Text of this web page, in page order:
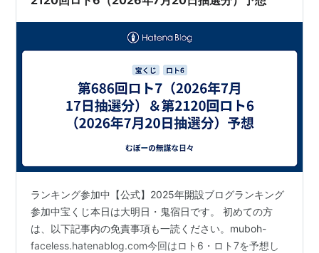
ランキング参加中【公式】2025年開設ブログランキング
参加中宝くじ本日は大明日・鬼宿日です。 初めての方
は、以下記事内の免責事項も一読ください。muboh-
faceless.hatenablog.com今回はロト6・ロト7を予想し